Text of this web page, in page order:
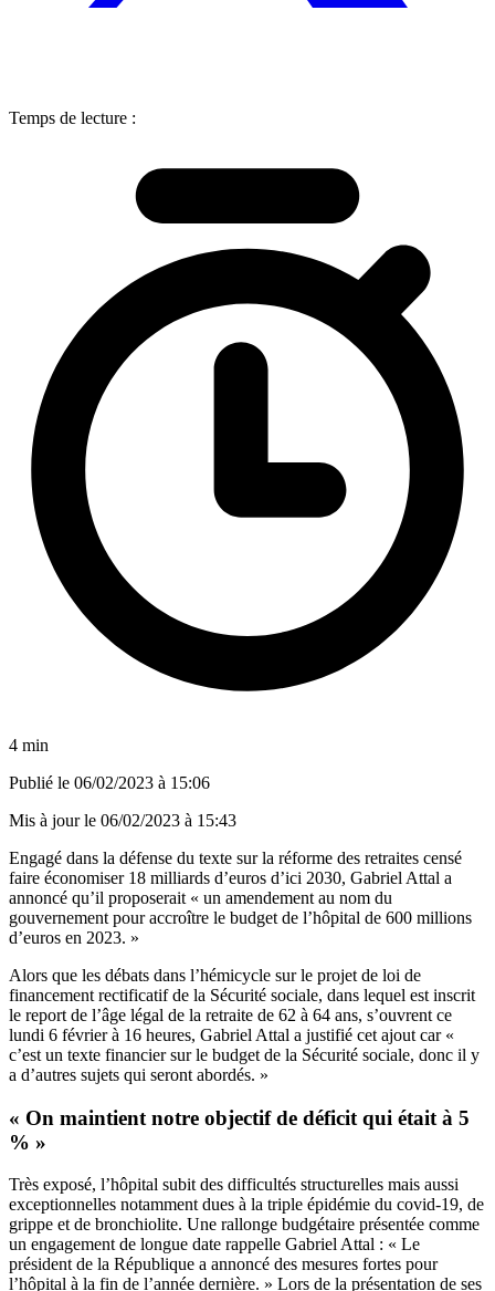
Temps de lecture :
4 min
Publié le 06/02/2023 à 15:06
Mis à jour le 06/02/2023 à 15:43
Engagé dans la défense du texte sur la réforme des retraites censé
faire économiser 18 milliards d’euros d’ici 2030, Gabriel Attal a
annoncé qu’il proposerait « un amendement au nom du
gouvernement pour accroître le budget de l’hôpital de 600 millions
d’euros en 2023. »
Alors que les débats dans l’hémicycle sur le projet de loi de
financement rectificatif de la Sécurité sociale, dans lequel est inscrit
le report de l’âge légal de la retraite de 62 à 64 ans, s’ouvrent ce
lundi 6 février à 16 heures, Gabriel Attal a justifié cet ajout car «
c’est un texte financier sur le budget de la Sécurité sociale, donc il y
a d’autres sujets qui seront abordés. »
« On maintient notre objectif de déficit qui était à 5
% »
Très exposé, l’hôpital subit des difficultés structurelles mais aussi
exceptionnelles notamment dues à la triple épidémie du covid-19, de
grippe et de bronchiolite. Une rallonge budgétaire présentée comme
un engagement de longue date rappelle Gabriel Attal : « Le
président de la République a annoncé des mesures fortes pour
l’hôpital à la fin de l’année dernière. » Lors de la présentation de ses